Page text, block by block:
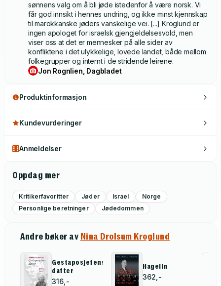
sønnens valg om å bli jøde istedenfor å være norsk. Vi
får god innsikt i hennes undring, og ikke minst kjennskap
til marokkanske jøders vanskelige vei. [...] Kroglund er
ingen apologet for israelsk gjengjeldelsesvold, men
viser oss at det er mennesker på alle sider av
konfliktene i det ulykkelige, lovede landet, både mellom
folkegrupper og internt i de stridende leirene.
Jon Rognlien, Dagbladet
Produktinformasjon
Kundevurderinger
Anmeldelser
Oppdag mer
Kritikerfavoritter Jøder Israel
Norge
Personlige beretninger
Jødedommen
Andre bøker av Nina Drolsum Kroglund
Gestaposjefens
datter
316,-
Hagelin
362,-